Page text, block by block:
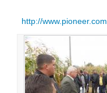
http://www.pioneer.com